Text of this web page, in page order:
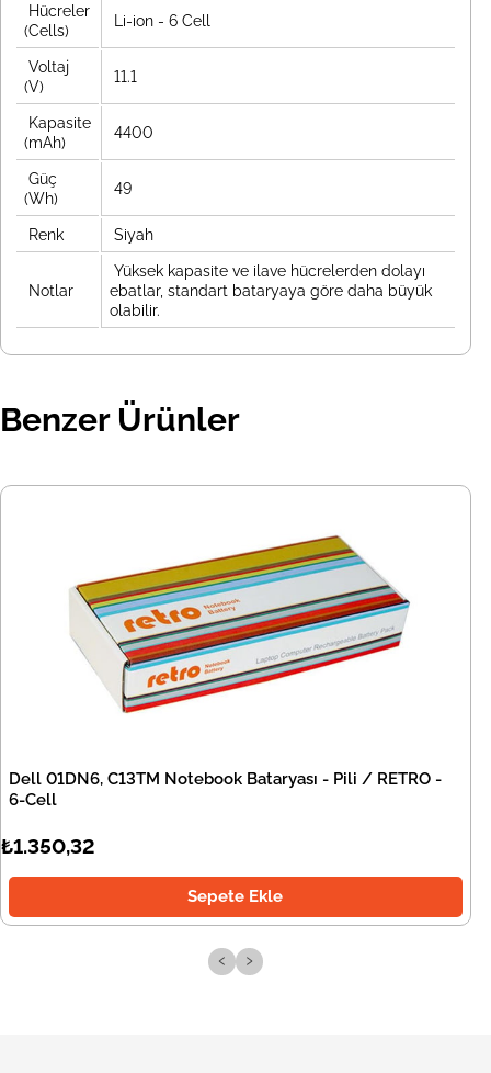
Hücreler
(Cells)
Li-ion - 6 Cell
Voltaj
(V)
11.1
Kapasite
(mAh)
4400
Güç
(Wh)
49
Renk Siyah
Notlar
Yüksek kapasite ve ilave hücrelerden dolayı
ebatlar, standart bataryaya göre daha büyük
olabilir.
Benzer Ürünler
Dell 01DN6, C13TM Notebook Bataryası - Pili / RETRO -
6-Cell
₺1.350,32
Sepete Ekle
‹ ›